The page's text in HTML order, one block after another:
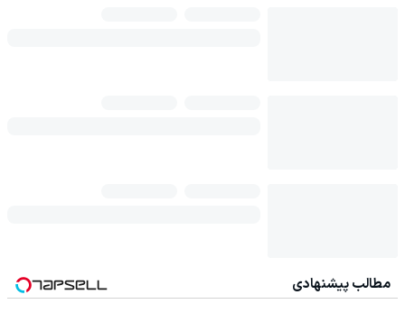
مطالب پیشنهادی